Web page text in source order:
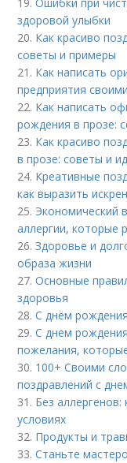
19.Ошибки при
здоровой улыбки
20. Как красиво
советы и примеры
21. Как написать
предприятия
22. Как написать
рождения в прозе:
23. Как красиво
в прозе: советы и
24. Креативные
как выразить
25. Экономический
аллергии, которые
26.Здоровье и
образа жизни
27.Основные
здоровья
28.С днём
29.С днем
пожелания,
30. 100+ Своими
поздравлений с
31. Без
условиях
32. Продукты и
33.Станьте